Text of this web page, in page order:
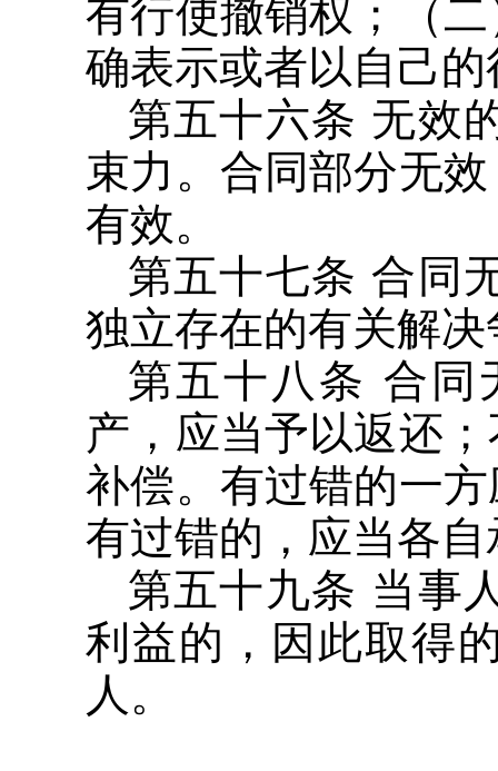
有行使撤销权；（
确表示或者以自己
第五十六条 无效
束力。合同部分无
有效。
第五十七条 合同
独立存在的有关解
第五十八条 合同
产，应当予以返还
补偿。有过错的一
有过错的，应当各
第五十九条 当事
利益的，因此取得
人。